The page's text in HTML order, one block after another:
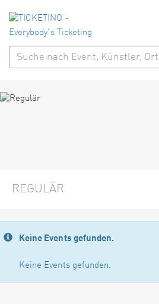
REGULÄR
Keine Events gefunden.
Keine Events gefunden.